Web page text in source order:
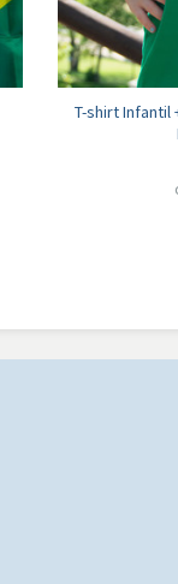
T-shirt Infantil